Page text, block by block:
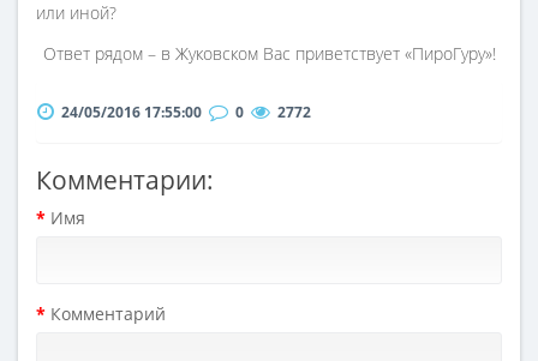
или иной?
Ответ рядом – в Жуковском Вас приветствует «ПироГуру»!
24/05/2016 17:55:00 0 2772
Комментарии:
Имя
Комментарий